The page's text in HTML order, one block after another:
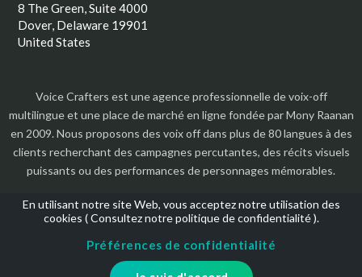
En utilisant notre site Web, vous acceptez notre utilisation des
cookies (Consultez notre politique de confidentialité).
Préférences de confidentialité
8 The Green, Suite 4000
Dover, Delaware 19901
United States
Voice Crafters est une agence professionnelle de voix-off
multilingue et une place de marché en ligne fondée par Mony Raanan
en 2009. Nous proposons des voix off dans plus de 80 langues à des
clients recherchant des campagnes percutantes, des récits visuels
puissants ou des performances de personnages mémorables.
Droits d'auteur 2026 | Tous les droits sont réservés